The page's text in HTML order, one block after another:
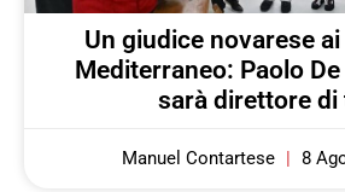
Un giudice novarese ai
Mediterraneo: Paolo
sarà direttore di
Manuel Contartese 8